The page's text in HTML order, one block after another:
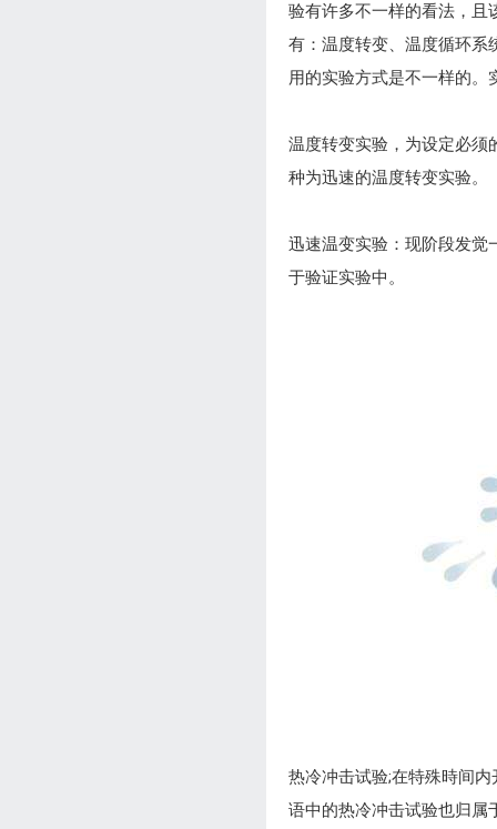
验有许多不一样的看法，且
有：温度转变、温度循环系
用的实验方式是不一样的。
温度转变实验，为设定必须
种为迅速的温度转变实验。
迅速温变实验：现阶段发觉
于验证实验中。
热冷冲击试验;在特殊時间
语中的热冷冲击试验也归属